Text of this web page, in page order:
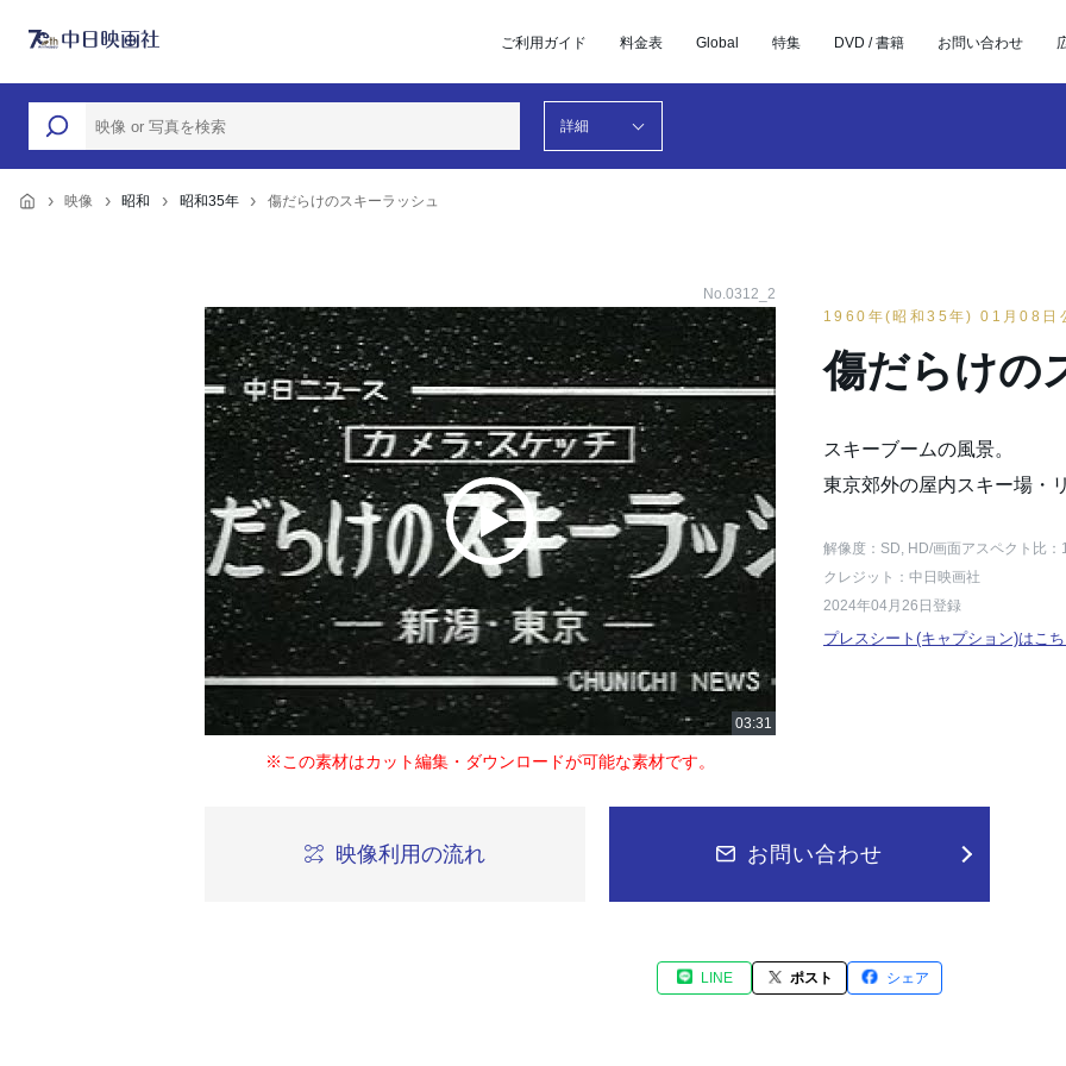
ご利用ガイド 料金表 Global 特集 DVD / 書籍 お問い合わせ
詳細
映像 昭和 昭和35年 傷だらけのスキーラッシュ
No.0312_2
※この素材はカット編集・ダウンロードが可能な素材です。
1960年(昭和35年) 01月08日
傷だらけの
スキーブームの風景。
東京郊外の屋内スキー場・
解像度：SD, HD/画面アスペクト比：
クレジット：中日映画社
2024年04月26日登録
プレスシート(キャプション)はこち
映像利用の流れ お問い合わせ
LINE ポスト シェア